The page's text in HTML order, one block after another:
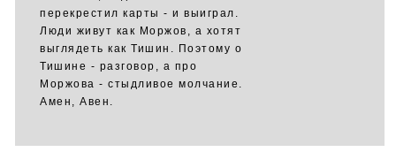
перекрестил карты - и выиграл.
Люди живут как Моржов, а хотят
выглядеть как Тишин. Поэтому о
Тишине - разговор, а про
Моржова - стыдливое молчание.
Амен, Авен.